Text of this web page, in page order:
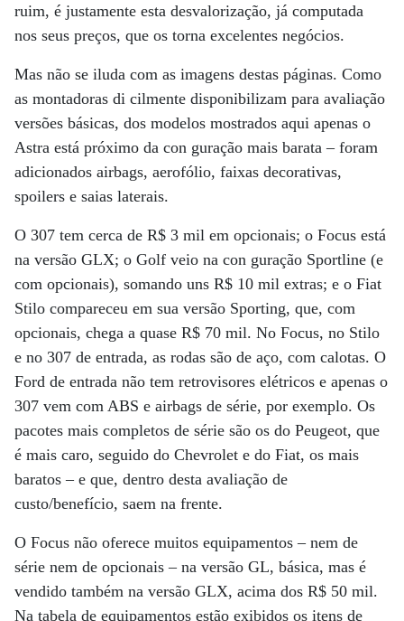
ruim, é justamente esta desvalorização, já computada
nos seus preços, que os torna excelentes negócios.
Mas não se iluda com as imagens destas páginas. Como
as montadoras di cilmente disponibilizam para avaliação
versões básicas, dos modelos mostrados aqui apenas o
Astra está próximo da con guração mais barata – foram
adicionados airbags, aerofólio, faixas decorativas,
spoilers e saias laterais.
O 307 tem cerca de R$ 3 mil em opcionais; o Focus está
na versão GLX; o Golf veio na con guração Sportline (e
com opcionais), somando uns R$ 10 mil extras; e o Fiat
Stilo compareceu em sua versão Sporting, que, com
opcionais, chega a quase R$ 70 mil. No Focus, no Stilo
e no 307 de entrada, as rodas são de aço, com calotas. O
Ford de entrada não tem retrovisores elétricos e apenas o
307 vem com ABS e airbags de série, por exemplo. Os
pacotes mais completos de série são os do Peugeot, que
é mais caro, seguido do Chevrolet e do Fiat, os mais
baratos – e que, dentro desta avaliação de
custo/benefício, saem na frente.
O Focus não oferece muitos equipamentos – nem de
série nem de opcionais – na versão GL, básica, mas é
vendido também na versão GLX, acima dos R$ 50 mil.
Na tabela de equipamentos estão exibidos os itens de